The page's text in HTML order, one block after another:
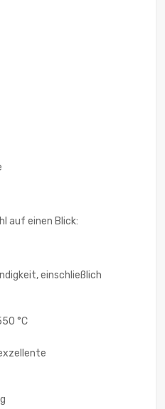
auf einen Blick:
einschließlich
°C